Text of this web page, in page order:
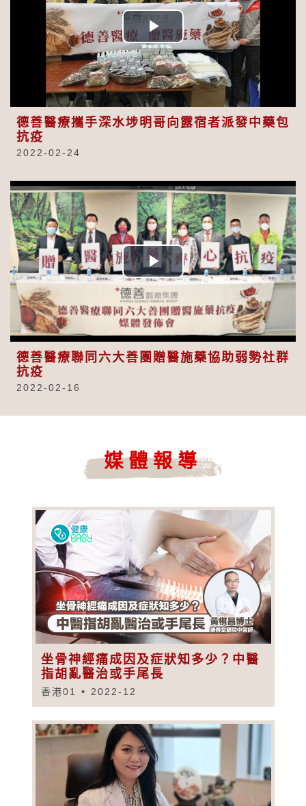
Play
Video
德善醫療攜手深水埗明哥向露宿者派發中藥包
抗疫
2022-02-24
Play
Video
德善醫療聯同六大善團贈醫施藥協助弱勢社群
抗疫
2022-02-16
媒體報導
坐骨神經痛成因及症狀知多少？中醫
指胡亂醫治或手尾長
香港01 2022-12